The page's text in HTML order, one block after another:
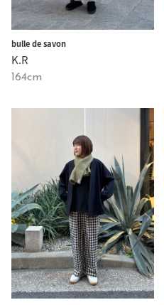
bulle de savon
K.R
164cm